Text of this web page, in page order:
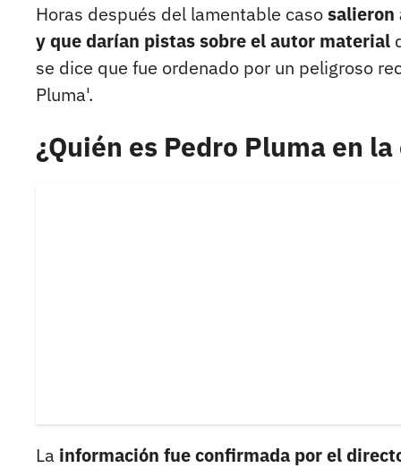
Horas después del lamentable casosalieron
y que darían pistas sobre el autor material
se dice que fue ordenado por un peligroso
Pluma'.
¿Quién es Pedro Pluma en
La información fue confirmada por el